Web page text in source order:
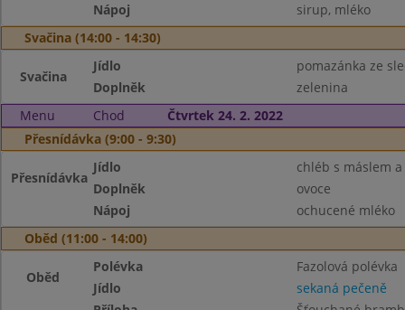
Nápoj
sirup, mléko
Svačina (14:00 - 14:30)
Svačina
Jídlo
pomazánka ze
Doplněk
zelenina
Menu
Chod
Čtvrtek 24. 2. 2022
Přesnídávka (9:00 - 9:30)
Přesnídávka
Jídlo
chléb s máslem
Doplněk
ovoce
Nápoj
ochucené mléko
Oběd (11:00 - 14:00)
Oběd
Polévka
Fazolová polévka
Jídlo
sekaná pečeně